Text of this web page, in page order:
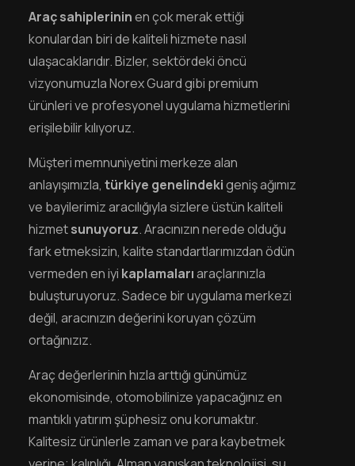
Araç sahiplerininen çok merak ettiği
konulardan biri de kaliteli hizmete nasıl
ulaşacaklarıdır. Bizler, sektördeki öncü
vizyonumuzla Norex Guard gibi premium
ürünleri ve profesyonel uygulama hizmetlerini
erişilebilir kılıyoruz.
Müşteri memnuniyetini merkeze alan
anlayışımızla, türkiye genelindekigeniş ağımız
ve bayilerimiz aracılığıyla sizlere üstün kaliteli
hizmetsunuyoruz. Aracınızın nerede olduğu
fark etmeksizin, kalite standartlarımızdan ödün
vermeden en iyi kaplamalarıaraçlarınızla
buluşturuyoruz. Sadece bir uygulama merkezi
değil, aracınızın değerini koruyan çözüm
ortağınızız.
Araç değerlerinin hızla arttığı günümüz
ekonomisinde, otomobilinize yapacağınız en
mantıklı yatırım şüphesiz onu korumaktır.
Kalitesiz ürünlerle zaman ve para kaybetmek